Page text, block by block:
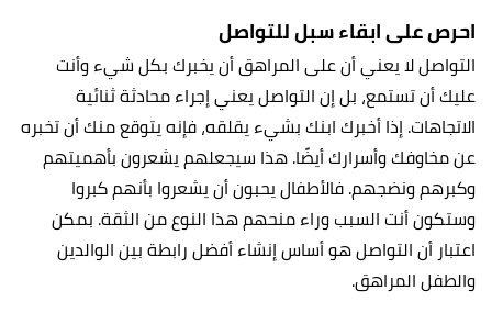
احرص على ابقاء سبل للتواصل
التواصل لا يعني أن على المراهق أن يخبرك بكل شيء وأنت
عليك أن تستمع، بل إن التواصل يعني إجراء محادثة ثنائية
الاتجاهات. إذا أخبرك ابنك بشيء يقلقه، فإنه يتوقع منك أن تخبره
عن مخاوفك وأسرارك أيضًا. هذا سيجعلهم يشعرون بأهميتهم
وكبرهم ونضجهم. فالأطفال يحبون أن يشعروا بأنهم كبروا
وستكون أنت السبب وراء منحهم هذا النوع من الثقة. بمكن
اعتبار أن التواصل هو أساس إنشاء أفضل رابطة بين الوالدين
والطفل المراهق.